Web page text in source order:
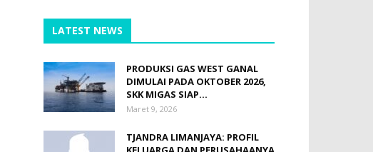
LATEST NEWS
PRODUKSI GAS WEST GANAL
DIMULAI PADA OKTOBER 2026,
SKK MIGAS SIAP...
Maret 9, 2026
TJANDRA LIMANJAYA: PROFIL